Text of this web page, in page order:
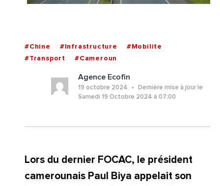
#Chine #Infrastructure
#Mobilite
#Transport
#Cameroun
Agence Ecofin
19 octobre 2024
Dernière mise à jour le
Samedi 19 Octobre 2024 à 07:00
Lors du dernier FOCAC, le président
camerounais Paul Biya appelait son